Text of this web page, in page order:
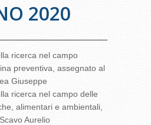
2020
ricerca nel campo
preventiva, assegnato al
Giuseppe
ricerca nel campo delle
alimentari e ambientali,
Aurelio